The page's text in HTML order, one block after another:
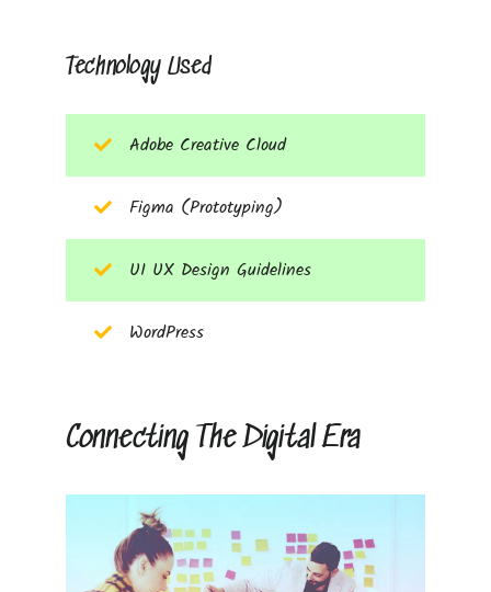
Technology Used
Adobe Creative Cloud
Figma (Prototyping)
UI UX Design Guidelines
WordPress
Connecting The Digital Era